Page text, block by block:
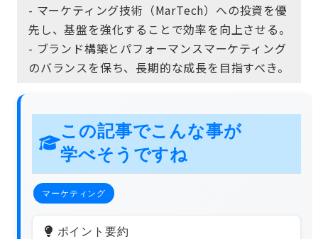
- マーケティング技術（MarTech）への投資を優
先し、基盤を強化することで効率を向上させる。
- ブランド構築とパフォーマンスマーケティング
のバランスを保ち、長期的な成長を目指すべき。
この記事でこんな事が
学べそうですね
マーケティング
ポイント要約